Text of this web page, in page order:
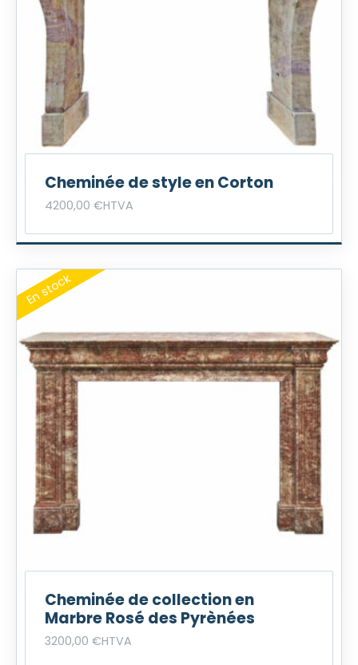
Cheminée de style en Corton
4200,00 €HTVA
Cheminée de collection en
Marbre Rosé des Pyrènées
3200,00 €HTVA